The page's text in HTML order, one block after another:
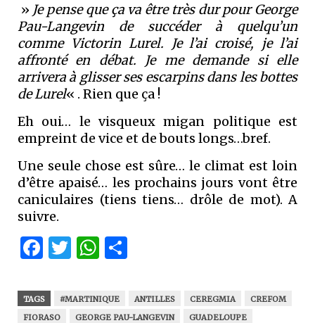
» Je pense que ça va être très dur pour George
Pau-Langevin de succéder à quelqu’un
comme Victorin Lurel. Je l’ai croisé, je l’ai
affronté en débat. Je me demande si elle
arrivera à glisser ses escarpins dans les bottes
de Lurel« . Rien que ça !
Eh oui… le visqueux migan politique est
empreint de vice et de bouts longs…bref.
Une seule chose est sûre… le climat est loin
d’être apaisé… les prochains jours vont être
caniculaires (tiens tiens… drôle de mot). A
suivre.
Facebook
Twitter
WhatsApp
TAGS #MARTINIQUE ANTILLES CEREGMIA
CREFOM
FIORASO
GEORGE PAU-LANGEVIN
GUADELOUPE